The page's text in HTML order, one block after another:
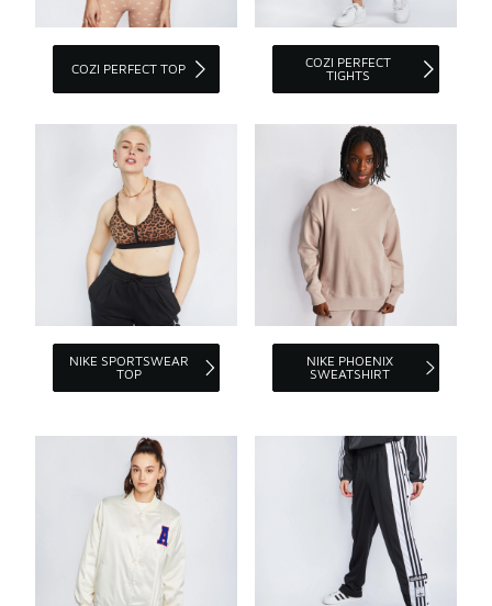
COZI PERFECT TOP
COZI PERFECT
TIGHTS
NIKE SPORTSWEAR
TOP
NIKE PHOENIX
SWEATSHIRT